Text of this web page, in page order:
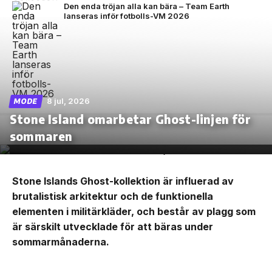
Den enda tröjan alla kan bära – Team Earth
lanseras inför fotbolls-VM 2026
MODE 8 jul, 2026
Stone Island omarbetar Ghost-linjen för
sommaren
Stone Islands Ghost-kollektion är influerad av
brutalistisk arkitektur och de funktionella
elementen i militärkläder, och består av plagg som
är särskilt utvecklade för att bäras under
sommarmånaderna.